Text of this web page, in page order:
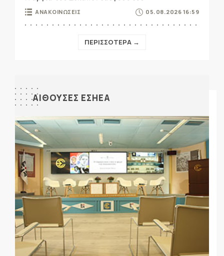
ΑΝΑΚΟΙΝΩΣΕΙΣ 05.08.2026 16:59
ΠΕΡΙΣΣΟΤΕΡΑ →
ΑΙΘΟΥΣΕΣ ΕΣΗΕΑ